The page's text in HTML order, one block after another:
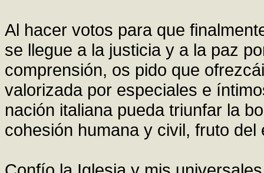
Al hacer votos para que
se llegue a la justicia y a la paz
comprensión, os pido que
valorizada por especiales e
nación italiana pueda triunfar la
cohesión humana y civil, fruto